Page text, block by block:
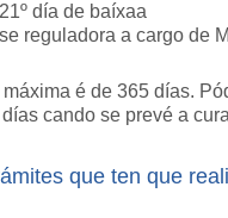
día de baíxaa
reguladora a cargo de
é de 365 días.
cando se prevé a
que ten que